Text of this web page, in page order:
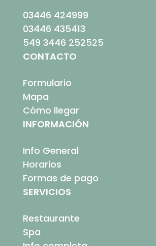
03446 424999
03446 435413
549 3446 252525
CONTACTO
Formulario
Mapa
Cómo llegar
INFORMACIÓN
Info General
Horarios
Formas de pago
SERVICIOS
Restaurante
Spa